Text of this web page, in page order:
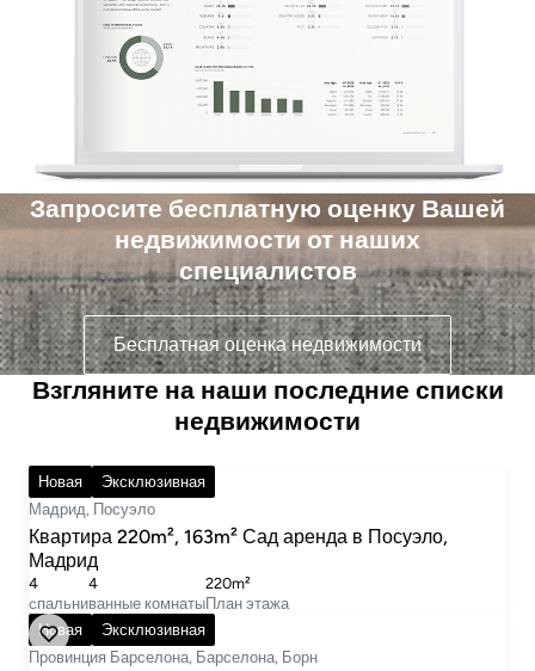
Запросите бесплатную оценку Вашей
недвижимости от наших
специалистов
Бесплатная оценка недвижимости
Взгляните на наши последние списки
недвижимости
Новая Эксклюзивная
7 400 € в месяц
Мадрид, Посуэло
Квартира 220m², 163m² Сад аренда в Посуэло,
Мадрид
cпальни
4
ванные комнаты
4
План этажа
220m²
Новая Эксклюзивная
5 200 € в месяц
Провинция Барселона, Барселона, Борн